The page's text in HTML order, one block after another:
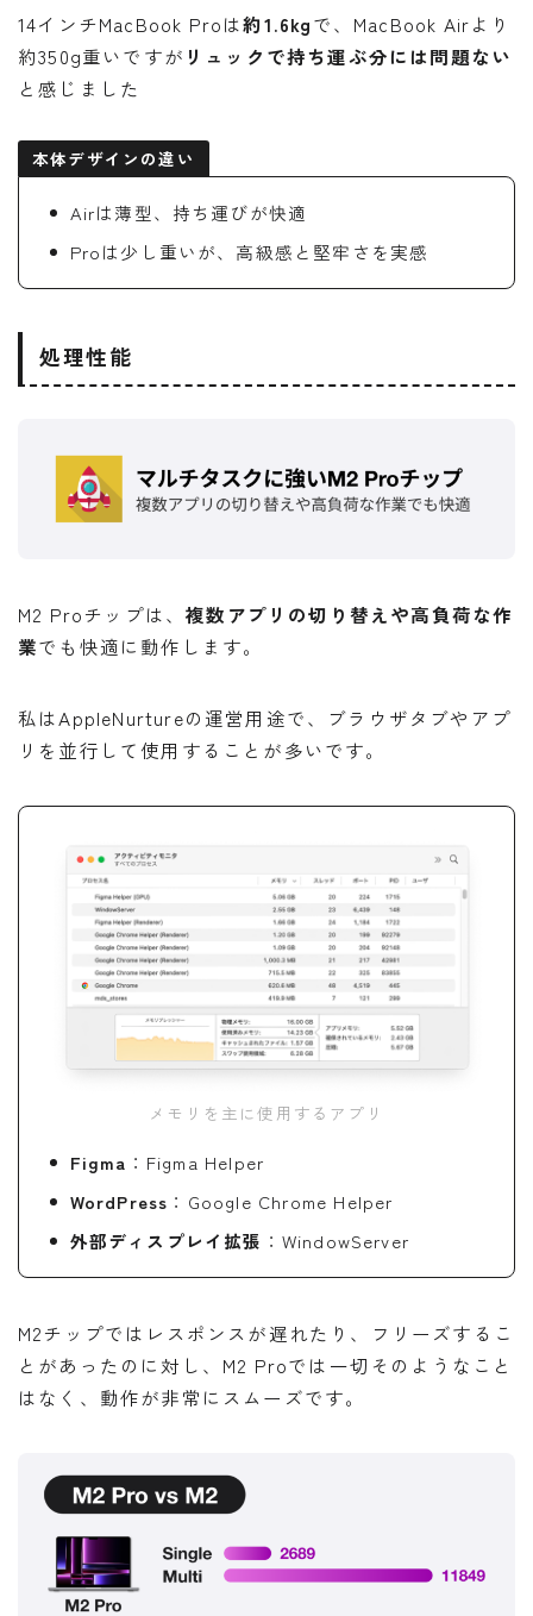
14インチMacBook Proは約1.6kgで、MacBook Airより
約350g重いですが リュックで持ち運ぶ分には問題ない
と感じました
本体デザインの違い
Airは薄型、持ち運びが快適
Proは少し重いが、高級感と堅牢さを実感
処理性能
M2 Proチップは、複数アプリの切り替えや高負荷な作
業でも快適に動作します。
私はAppleNurtureの運営用途で、ブラウザタブやアプ
リを並行して使用することが多いです。
メモリを主に使用するアプリ
Figma ：Figma Helper
WordPress ：Google Chrome Helper
外部ディスプレイ拡張 ：WindowServer
M2チップではレスポンスが遅れたり、フリーズするこ
とがあったのに対し、M2 Proでは一切そのようなこと
はなく、動作が非常にスムーズです。